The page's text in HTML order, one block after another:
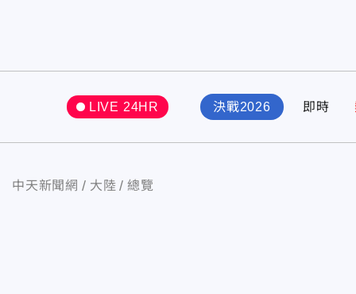
LIVE 24HR 決戰2026 即時
中天新聞網 大陸 總覽